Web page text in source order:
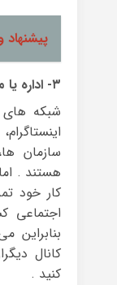
پیشنهاد
۳- اداره یا مدیریت پیج یا کانال اینستاگرامی
شبکه های
سازمان
هستند .
کار خود
اجتماعی
بنابراین
کانال
کنید .